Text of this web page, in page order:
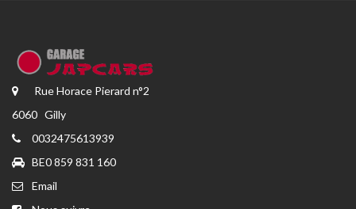
Rue Horace Pierard n°2
6060 Gilly
0032475613939
BE0 859 831 160
Email